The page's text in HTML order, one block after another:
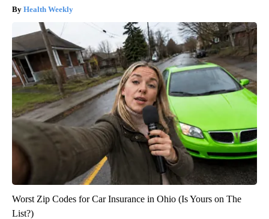
Health Weekly
Worst Zip Codes for Car Insurance in Ohio (Is Yours on The
List?)